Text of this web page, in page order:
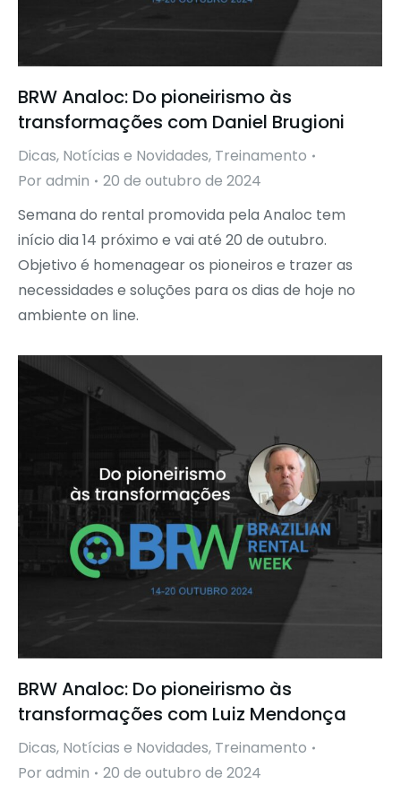
BRW Analoc: Do pioneirismo às
transformações com Daniel Brugioni
Dicas, Notícias e Novidades, Treinamento
Por admin
20 de outubro de 2024
Semana do rental promovida pela Analoc tem
início dia 14 próximo e vai até 20 de outubro.
Objetivo é homenagear os pioneiros e trazer as
necessidades e soluções para os dias de hoje no
ambiente on line.
BRW Analoc: Do pioneirismo às
transformações com Luiz Mendonça
Dicas, Notícias e Novidades, Treinamento
Por admin
20 de outubro de 2024